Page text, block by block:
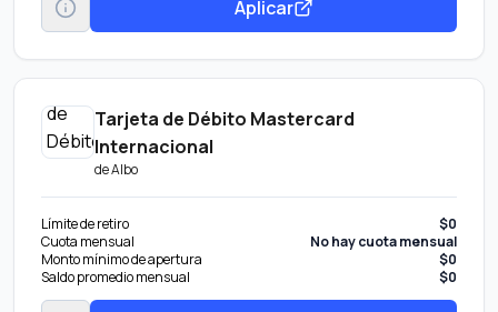
Aplicar
Tarjeta de Débito Mastercard
Internacional
deAlbo
Límite de retiro
$0
Cuota mensual
No hay cuota mensual
Monto mínimo de apertura
$0
Saldo promedio mensual
$0